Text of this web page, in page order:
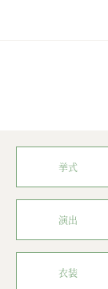
挙式
演出
衣装